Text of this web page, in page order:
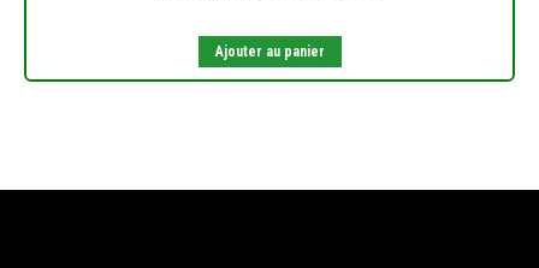
Ajouter au panier